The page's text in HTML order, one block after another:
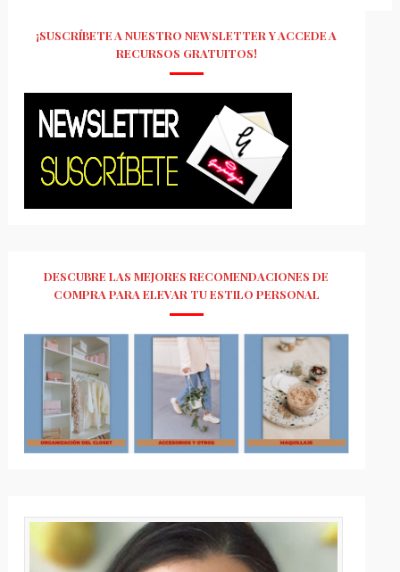
¡SUSCRÍBETE A NUESTRO NEWSLETTER Y ACCEDE A
RECURSOS GRATUITOS!
DESCUBRE LAS MEJORES RECOMENDACIONES DE
COMPRA PARA ELEVAR TU ESTILO PERSONAL